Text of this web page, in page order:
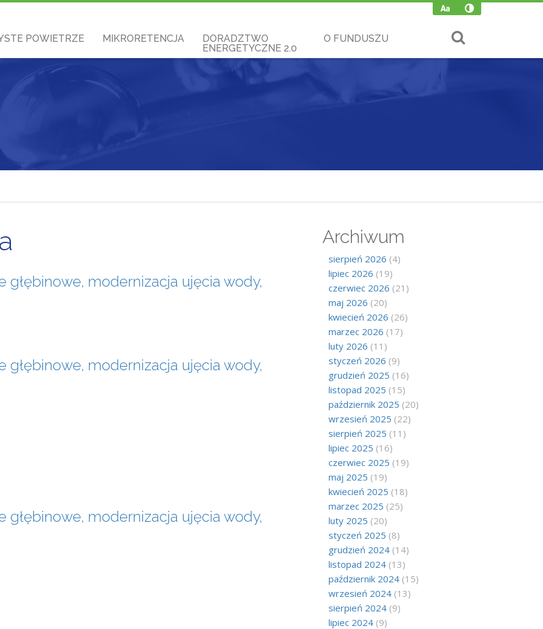
POWIETRZE MIKRORETENCJA
DORADZTWO
ENERGETYCZNE 2.0
O FUNDUSZU
głębinowe, modernizacja ujęcia wody,
głębinowe, modernizacja ujęcia wody,
głębinowe, modernizacja ujęcia wody,
Archiwum
sierpień 2026 (4)
lipiec 2026 (19)
czerwiec 2026 (21)
maj 2026 (20)
kwiecień 2026 (26)
marzec 2026 (17)
luty 2026 (11)
styczeń 2026 (9)
grudzień 2025 (16)
listopad 2025 (15)
październik 2025 (20)
wrzesień 2025 (22)
sierpień 2025 (11)
lipiec 2025 (16)
czerwiec 2025 (19)
maj 2025 (19)
kwiecień 2025 (18)
marzec 2025 (25)
luty 2025 (20)
styczeń 2025 (8)
grudzień 2024(14)
listopad 2024(13)
październik 2024(15)
wrzesień 2024(13)
sierpień 2024(9)
lipiec 2024(9)